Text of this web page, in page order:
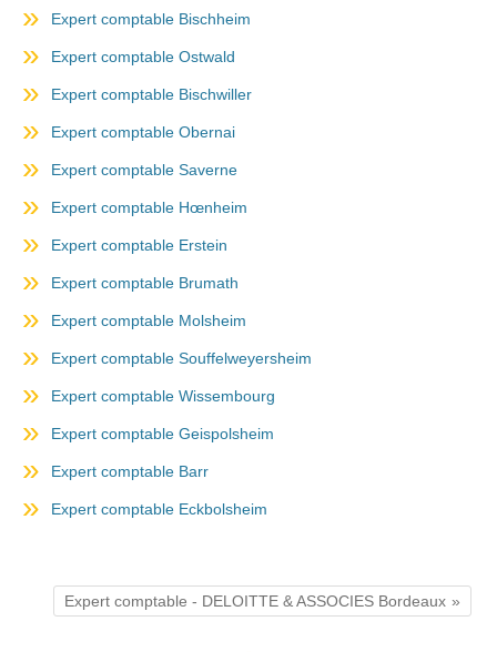
Expert comptable Bischheim
Expert comptable Ostwald
Expert comptable Bischwiller
Expert comptable Obernai
Expert comptable Saverne
Expert comptable Hœnheim
Expert comptable Erstein
Expert comptable Brumath
Expert comptable Molsheim
Expert comptable Souffelweyersheim
Expert comptable Wissembourg
Expert comptable Geispolsheim
Expert comptable Barr
Expert comptable Eckbolsheim
Expert comptable - DELOITTE & ASSOCIES Bordeaux